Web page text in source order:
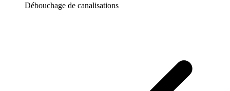
Débouchage de canalisations